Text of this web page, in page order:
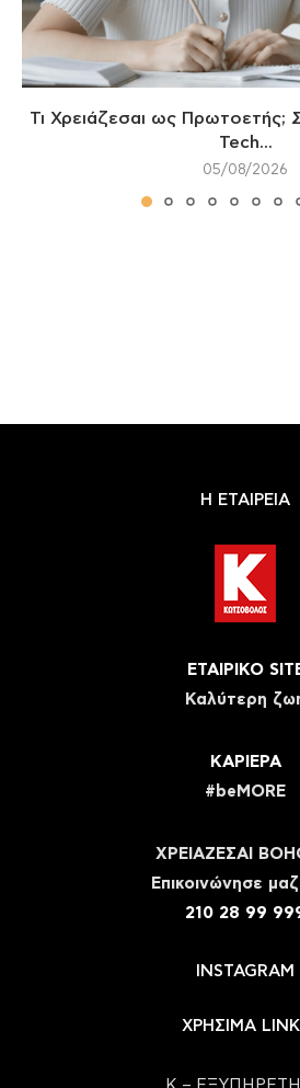
Τι Χρειάζεσαι ως Πρωτοετής;
Tech...
05/08/2026
Η ΕΤΑΙΡΕΙΑ
ΕΤΑΙΡΙΚΟ
Καλύτερη
ΚΑΡΙΕΡΑ
#beMORE
ΧΡΕΙΑΖΕΣΑΙ
Eπικοινώνησε
210 28 99
INSTAGRAM
ΧΡΗΣΙΜΑ